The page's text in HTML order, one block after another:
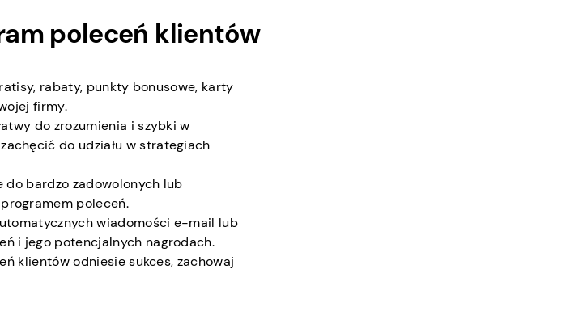
poleceń klientów
rabaty, punkty bonusowe, karty
firmy.
do zrozumienia i szybki w
do udziału w strategiach
do bardzo zadowolonych lub
poleceń.
wiadomości e-mail lub
i jego potencjalnych nagrodach.
klientów odniesie sukces, zachowaj